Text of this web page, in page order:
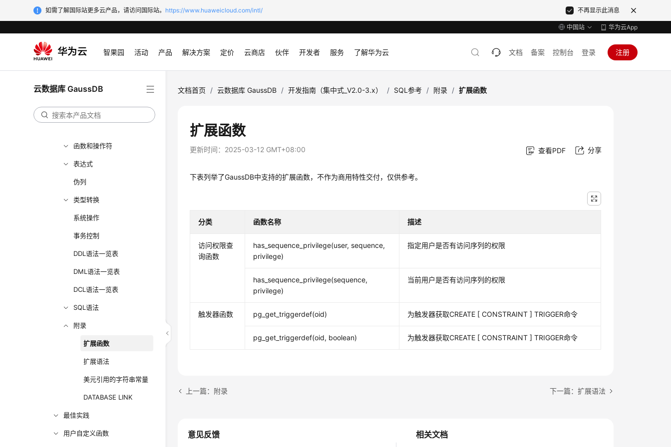
如需了解国际站更多云产品，请访问国际站。 https://www.huaweicloud.com/intl/ 不再显示此消息
中国站 华为云App
智果园 活动 产品 解决方案 定价 云商店 伙伴 开发者 服务 了解华为云 文档 备案 控制台 登录 注册
云数据库 GaussDB
应用程序开发教程
SQL参考
关键字
数据类型
函数和操作符
表达式
伪列
类型转换
系统操作
事务控制
DDL语法一览表
DML语法一览表
DCL语法一览表
SQL语法
附录
扩展函数
扩展语法
美元引用的字符串常量
DATABASE LINK
最佳实践
用户自定义函数
文档首页 / 云数据库 GaussDB / 开发指南（集中式_V2.0-3.x） / SQL参考 / 附录 / 扩展函数
扩展函数
更新时间： 2025-03-12 GMT+08:00 查看PDF 分享
下表列举了GaussDB中支持的扩展函数，不作为商用特性交付，仅供参考。
分类 函数名称 描述
访问权限查
询函数
has_sequence_privilege(user, sequence,
privilege)
指定用户是否有访问序列的权限
has_sequence_privilege(sequence,
privilege)
当前用户是否有访问序列的权限
触发器函数 pg_get_triggerdef(oid) 为触发器获取CREATE [ CONSTRAINT ] TRIGGER命令
pg_get_triggerdef(oid, boolean) 为触发器获取CREATE [ CONSTRAINT ] TRIGGER命令
上一篇：附录 下一篇：扩展语法
相关文档
意见反馈